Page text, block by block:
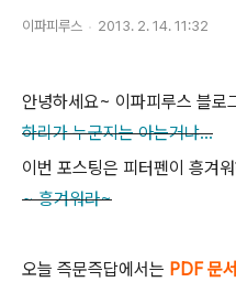
이파피루스 2013. 2. 14. 11:32
안녕하세요~ 이파피루스 블로
하리가 누군지는아는거냐...
이번 포스팅은 피터펜이 흥겨
~ 흥겨워라~
오늘 즉문즉답에서는 PDF 문